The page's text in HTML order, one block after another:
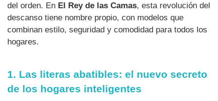
del orden. En El Rey de las Camas, esta revolución del
descanso tiene nombre propio, con modelos que
combinan estilo, seguridad y comodidad para todos los
hogares.
1. Las literas abatibles: el nuevo secreto
de los hogares inteligentes